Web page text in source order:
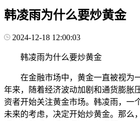
韩凌雨为什么要炒黄金
2024-12-18 12:00:03
韩凌雨为什么要炒黄金
在金融市场中，黄金一直被视为
年来，随着经济波动加剧和通货膨胀
资者开始关注黄金市场。韩凌雨，一
未来的考虑，决定开始炒黄金。那么